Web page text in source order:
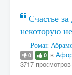
Счастье
некоторую
Роман
0 0 в
3717 просмотров